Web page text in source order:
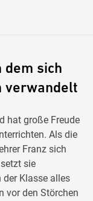
dem sich
verwandelt
hat große Freude
Als die
Franz sich
sie
Klasse alles
vor den Störchen